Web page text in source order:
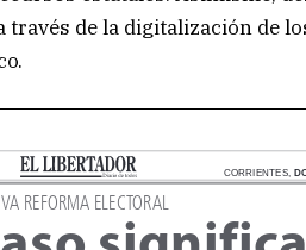
de la digitalización de